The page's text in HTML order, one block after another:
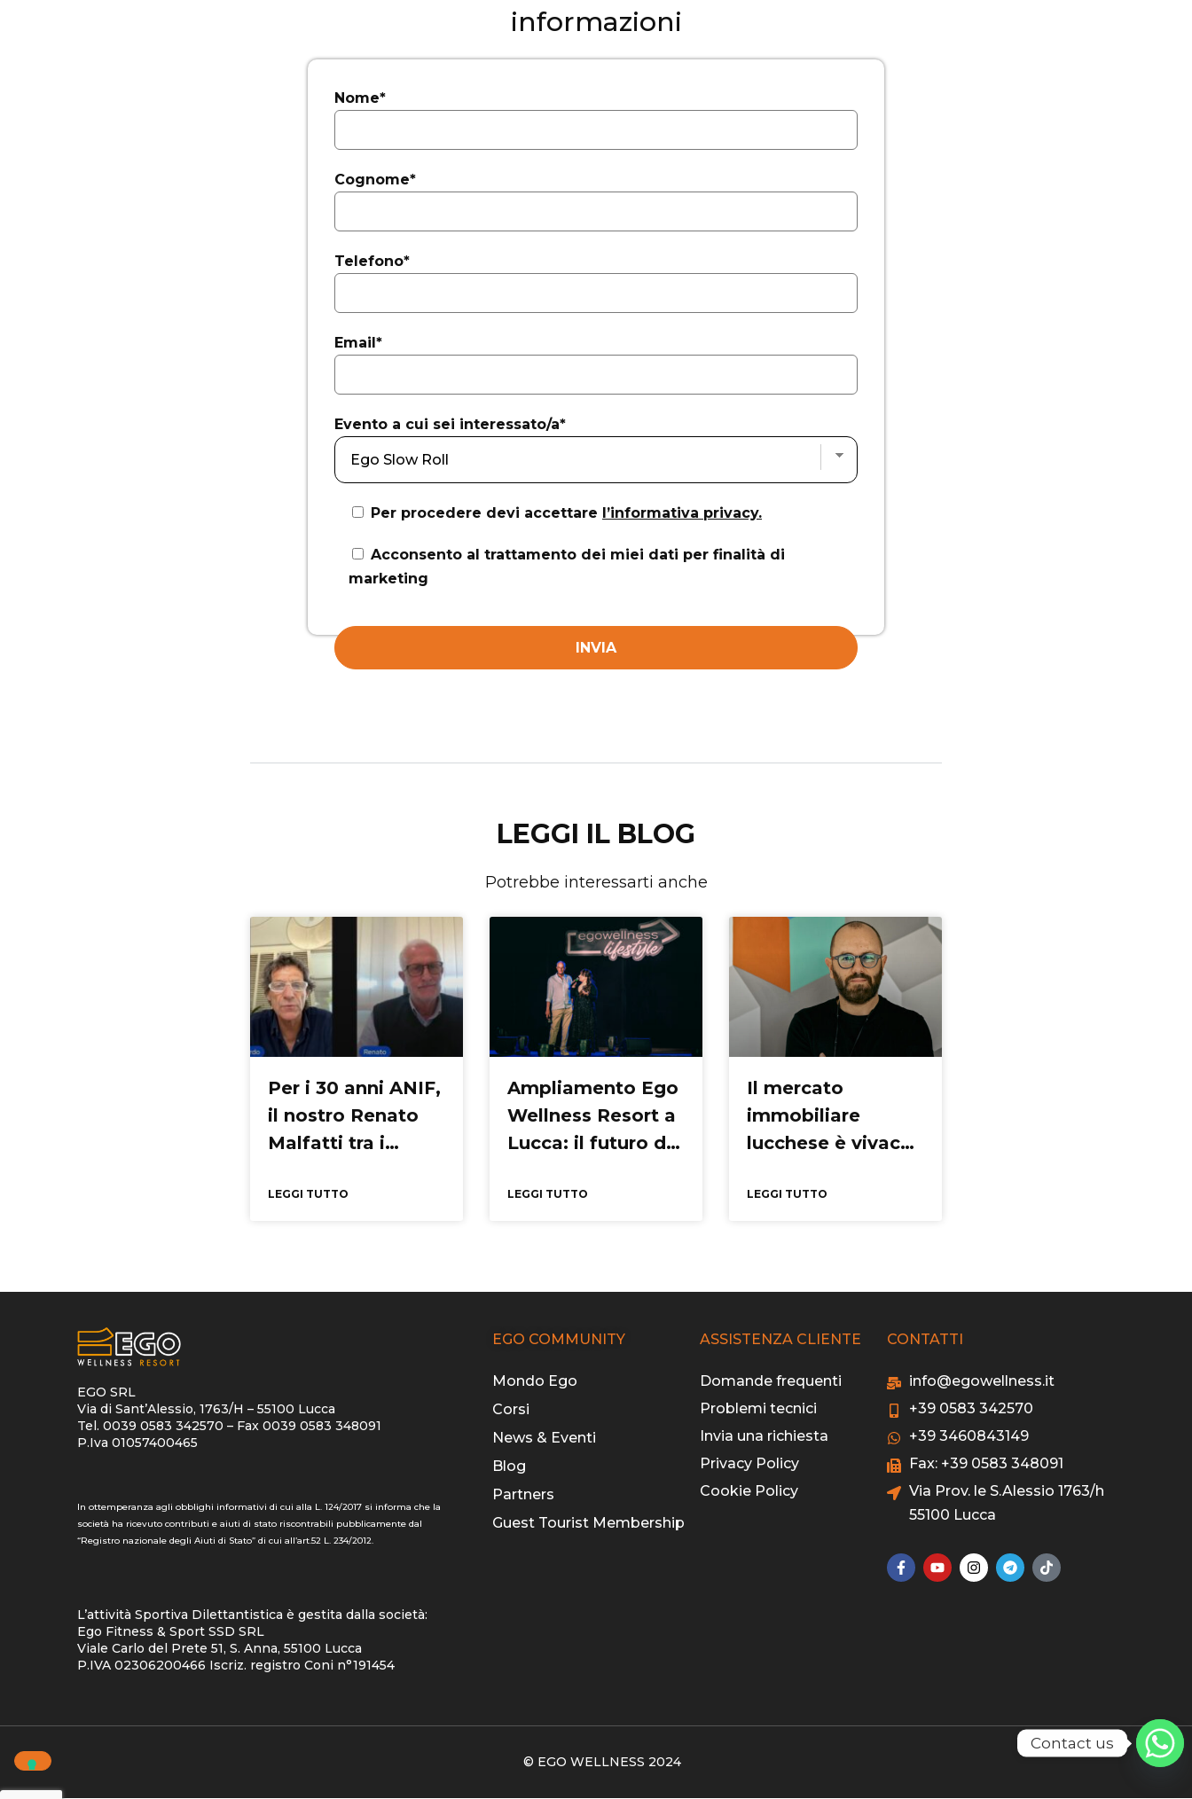
informazioni
Nome*
Cognome*
Telefono*
Email*
Evento a cui sei interessato/a*
Per procedere devi accettare l’informativa privacy.
Acconsento al trattamento dei miei dati per finalità di
marketing
LEGGI IL BLOG
Potrebbe interessarti anche
Per i 30 anni ANIF,
il nostro Renato
Malfatti tra i
racconto
LEGGI TUTTO
Ampliamento Ego
Wellness Resort a
Lucca: il futuro del
LEGGI TUTTO
Il mercato
immobiliare
lucchese è vivace,
coraggio
LEGGI TUTTO
EGO SRL
Via di Sant’Alessio, 1763/H – 55100 Lucca
Tel. 0039 0583 342570 – Fax 0039 0583 348091
P.Iva 01057400465
In ottemperanza agli obblighi informativi di cui alla L. 124/2017 si informa che la
società ha ricevuto contributi e aiuti di stato riscontrabili pubblicamente dal
“Registro nazionale degli Aiuti di Stato” di cui all’art.52 L. 234/2012.
L’attività Sportiva Dilettantistica è gestita dalla società:
Ego Fitness & Sport SSD SRL
Viale Carlo del Prete 51, S. Anna, 55100 Lucca
P.IVA 02306200466 Iscriz. registro Coni n°191454
EGO COMMUNITY
Mondo Ego
Corsi
News & Eventi
Blog
Partners
Guest Tourist Membership
ASSISTENZA CLIENTE
Domande frequenti
Problemi tecnici
Invia una richiesta
Privacy Policy
Cookie Policy
CONTATTI
info@egowellness.it
+39 0583 342570
+39 3460843149
Fax: +39 0583 348091
Via Prov. le S.Alessio 1763/h
55100 Lucca
© EGO WELLNESS 2024
Contact us